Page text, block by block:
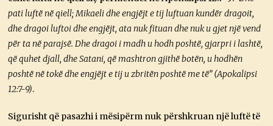
pati luftë në qiell; Mikaeli dhe engjëjt e tij luftuan kundër dragoit,
dhe dragoi luftoi dhe engjëjt, ata nuk fituan dhe nuk u gjet një vend
për ta në parajsë. Dhe dragoi i madh u hodh poshtë, gjarpri i lashtë,
që quhet djall, dhe Satani, që mashtron gjithë botën, u hodhën
poshtë në tokë dhe engjëjt e tij u zbritën poshtë me të” (Apokalipsi
12:7-9).
Sigurisht që pasazhi i mësipërm nuk përshkruan një luftë të